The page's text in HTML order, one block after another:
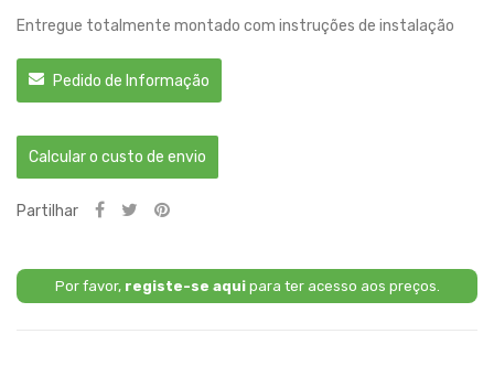
Entregue totalmente montado com instruções de instalação
Pedido de Informação
Calcular o custo de envio
Partilhar
Por favor, registe-se aquipara ter acesso aos preços.